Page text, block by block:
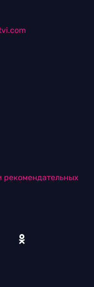
рекомендательных